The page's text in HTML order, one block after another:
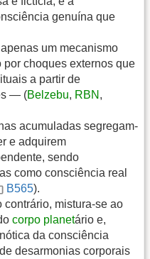
genuína que
um mecanismo
choques externos que
a partir de
— (Belzebu, RBN ,
acumuladas segregam-
e adquirem
sendo
como consciência real
B565).
contrário, mistura-se ao
corpo planetário e,
da consciência
desarmonias corporais